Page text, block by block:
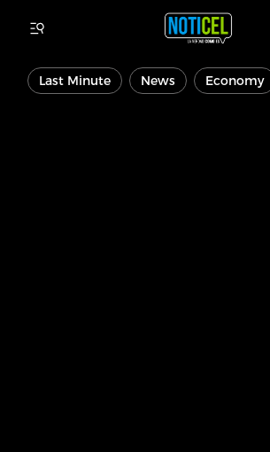
Last Minute News Economy